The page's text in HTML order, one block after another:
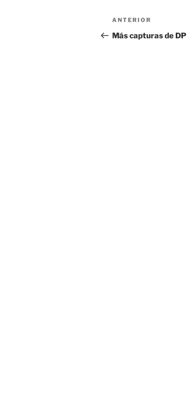
Navegación
de
Entrada
anterior:
ANTERIOR
Más capturas de DP